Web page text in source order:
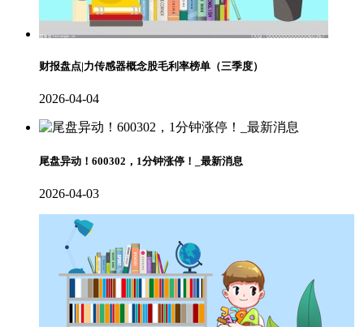
财报盘点|力传感器概念股毛利率榜单（三季度）
2026-04-04
尾盘异动！600302，1分钟涨停！_最新消息
2026-04-03